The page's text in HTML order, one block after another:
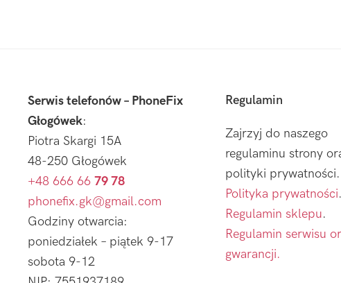
Serwis telefonów – PhoneFix
Głogówek:
Piotra Skargi 15A
48-250 Głogówek
+48 666 66 79 78
phonefix.gk@gmail.com
Godziny otwarcia:
poniedziałek – piątek 9-17
sobota 9-12
Regulamin
Zajrzyj do naszego
regulaminu strony
polityki prywatności.
Polityka prywatności.
Regulamin sklepu.
Regulamin serwisu
gwarancji.